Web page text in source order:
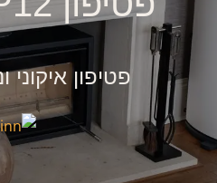
פטיפון איקוני